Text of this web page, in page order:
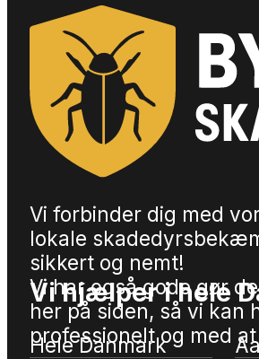
Vi forbinder dig med
lokale
sikkert og nemt!
Vi har også gode gør
her på siden, så vi kan
professionelt og med
Vi hjælper i hele
Hele Danmark